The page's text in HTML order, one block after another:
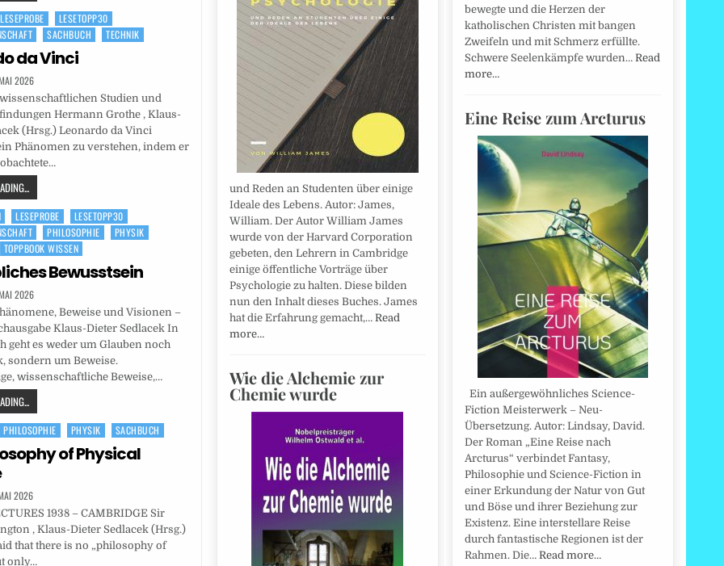
LESEPROBE
LESETOPP30
SACHBUCH TECHNIK
da Vinci
2026
Studien und
Hermann Grothe , Klaus-
(Hrsg.) Leonardo da Vinci
Phänomen zu verstehen, indem er
LESEPROBE
LESETOPP30
PHILOSOPHIE
PHYSIK
TOPPBOOK WISSEN
Bewusstsein
2026
Beweise und Visionen –
Klaus-Dieter Sedlacek In
geht es weder um Glauben noch
sondern um Beweise.
wissenschaftliche Beweise,…
PHILOSOPHIE PHYSIK SACHBUCH
of Physical
2026
1938 – CAMBRIDGE Sir
, Klaus-Dieter Sedlacek (Hrsg.)
that there is no „philosophy of
only…
und Reden an Studenten über einige
Ideale des Lebens. Autor: James,
William. Der Autor William James
wurde von der Harvard Corporation
gebeten, den Lehrern in Cambridge
einige öffentliche Vorträge über
Psychologie zu halten. Diese bilden
nun den Inhalt dieses Buches. James
hat die Erfahrung gemacht,… Read
more…
Wie die Alchemie zur
Chemie wurde
bewegte und die Herzen der
katholischen Christen mit bangen
Zweifeln und mit Schmerz erfüllte.
Schwere Seelenkämpfe wurden… Read
more…
Eine Reise zum Arcturus
Ein außergewöhnliches Science-
Fiction Meisterwerk – Neu-
Übersetzung. Autor: Lindsay, David.
Der Roman „Eine Reise nach
Arcturus“ verbindet Fantasy,
Philosophie und Science-Fiction in
einer Erkundung der Natur von Gut
und Böse und ihrer Beziehung zur
Existenz. Eine interstellare Reise
durch fantastische Regionen ist der
Rahmen. Die… Read more…